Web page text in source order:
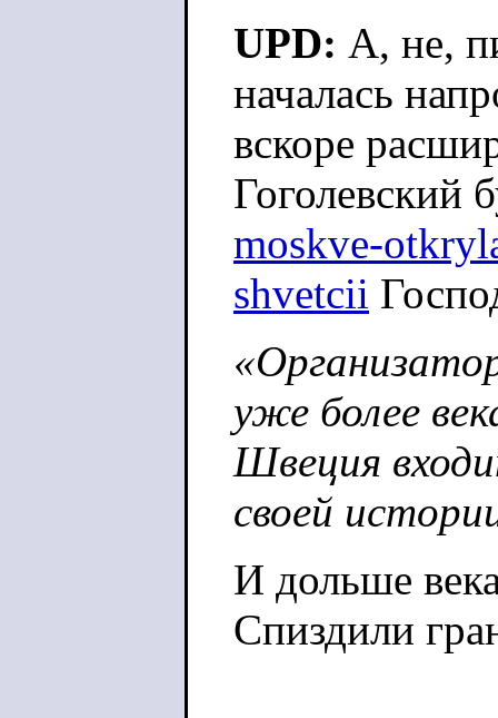
UPD: А, не,
началась
вскоре
Гоголевский
moskve-
shvetcii
уже более
Швеция
своей
И дольше
Спиздили